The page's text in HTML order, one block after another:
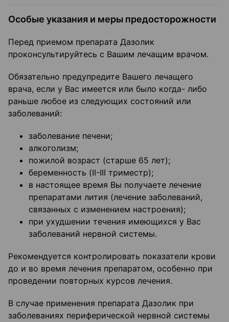
Особые указания и меры предосторожности
Перед приемом препарата Дазолик
проконсультируйтесь с Вашим лечащим врачом.
Обязательно предупредите Вашего лечащего
врача, если у Вас имеется или было когда- либо
раньше любое из следующих состояний или
заболеваний:
заболевание печени;
алкоголизм;
пожилой возраст (старше 65 лет);
беременность (II-III триместр);
в настоящее время Вы получаете лечение
препаратами лития (лечение заболеваний,
связанных с изменением настроения);
при ухудшении течения имеющихся у Вас
заболеваний нервной системы.
Рекомендуется контролировать показатели крови
до и во время лечения препаратом, особенно при
проведении повторных курсов лечения.
В случае применения препарата Дазолик при
заболеваниях периферической нервной системы